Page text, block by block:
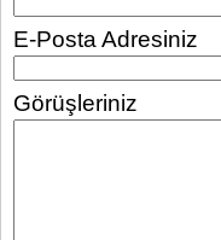
E-Posta Adresiniz
Görüşleriniz